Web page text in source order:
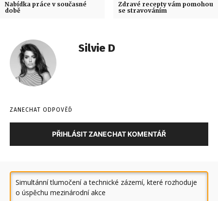
Nabídka práce v současné
době
Zdravé recepty vám pomohou
se stravováním
Silvie D
ZANECHAT ODPOVĚĎ
PŘIHLÁSIT ZANECHAT KOMENTÁŘ
Simultánní tlumočení a technické zázemí, které rozhoduje
o úspěchu mezinárodní akce